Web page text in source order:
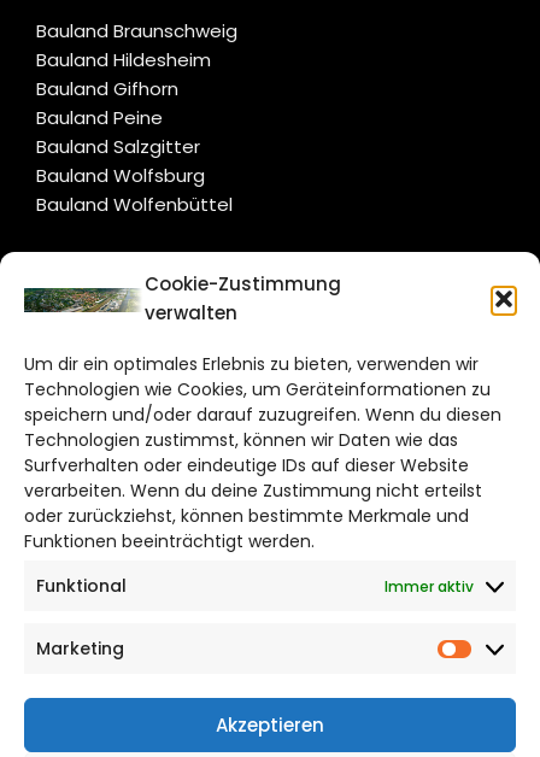
Cookie-Zustimmung
verwalten
Um dir ein optimales Erlebnis zu bieten, verwenden wir
Technologien wie Cookies, um Geräteinformationen zu
speichern und/oder darauf zuzugreifen. Wenn du diesen
Technologien zustimmst, können wir Daten wie das
Surfverhalten oder eindeutige IDs auf dieser Website
verarbeiten. Wenn du deine Zustimmung nicht erteilst
oder zurückziehst, können bestimmte Merkmale und
Funktionen beeinträchtigt werden.
Funktional
Immer aktiv
Marketing
Akzeptieren
Bauland Braunschweig
Bauland Hildesheim
Bauland Gifhorn
Bauland Peine
Bauland Salzgitter
Bauland Wolfsburg
Bauland Wolfenbüttel
CITYLIFE!
Bruchtorwall 12
38100 Braunschweig
Telefon: 0531 387220 – 65
DAS STADTMAGAZIN FÜR
WOLFSBURG
Impressum
Cookie Richtlinie
CITYLIFE! BEI FACEBOOK